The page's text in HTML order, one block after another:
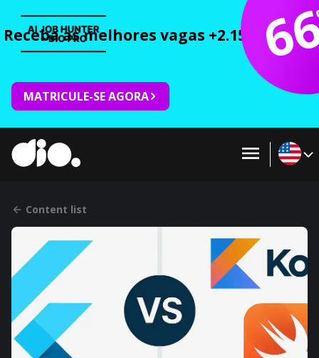
Receba as melhores vagas +2.150 cursos
MATRICULE-SE AGORA
Content list